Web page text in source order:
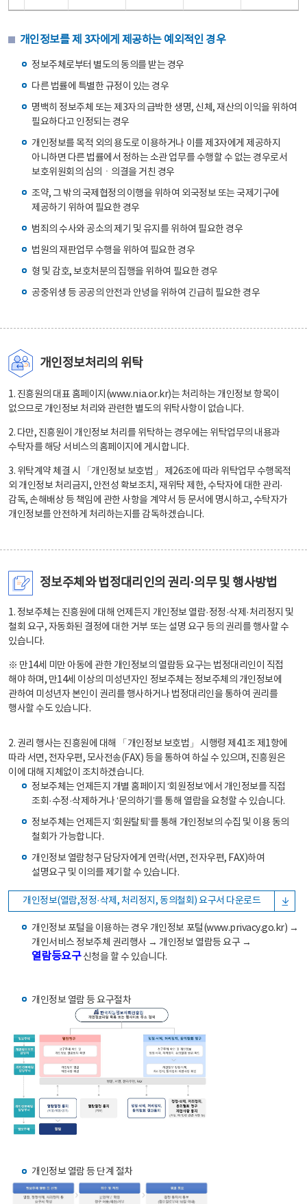
개인정보를 제 3자에게 제공하는 예외적인 경우
정보주체로부터 별도의 동의를 받는 경우
다른 법률에 특별한 규정이 있는 경우
명백히 정보주체 또는 제3자의 급박한 생명, 신체, 재산의 이익을 위하여
필요하다고 인정되는 경우
개인정보를 목적 외의 용도로 이용하거나 이를 제3자에게 제공하지
아니하면 다른 법률에서 정하는 소관 업무를 수행할 수 없는 경우로서
보호위원회의 심의ㆍ의결을 거친 경우
조약, 그 밖의 국제협정의 이행을 위하여 외국정보 또는 국제기구에
제공하기 위하여 필요한 경우
범죄의 수사와 공소의 제기 및 유지를 위하여 필요한 경우
법원의 재판업무 수행을 위하여 필요한 경우
형 및 감호, 보호처분의 집행을 위하여 필요한 경우
공중위생 등 공공의 안전과 안녕을 위하여 긴급히 필요한 경우
개인정보처리의 위탁
1. 진흥원의 대표 홈페이지(www.nia.or.kr)는 처리하는 개인정보 항목이
없으므로 개인정보 처리와 관련한 별도의 위탁사항이 없습니다.
2. 다만, 진흥원이 개인정보 처리를 위탁하는 경우에는 위탁업무의 내용과
수탁자를 해당 서비스의 홈페이지에 게시합니다.
3. 위탁계약 체결 시 「개인정보 보호법」 제26조에 따라 위탁업무 수행목적
외 개인정보 처리금지, 안전성 확보조치, 재위탁 제한, 수탁자에 대한 관리·
감독, 손해배상 등 책임에 관한 사항을 계약서 등 문서에 명시하고, 수탁자가
개인정보를 안전하게 처리하는지를 감독하겠습니다.
정보주체와 법정대리인의 권리·의무 및 행사방법
1. 정보주체는 진흥원에 대해 언제든지 개인정보 열람·정정·삭제·처리정지 및
철회 요구, 자동화된 결정에 대한 거부 또는 설명 요구 등의 권리를 행사할 수
있습니다.
※ 만14세 미만 아동에 관한 개인정보의 열람등 요구는 법정대리인이 직접
해야 하며, 만14세 이상의 미성년자인 정보주체는 정보주체의 개인정보에
관하여 미성년자 본인이 권리를 행사하거나 법정대리인을 통하여 권리를
행사할 수도 있습니다.
2. 권리 행사는 진흥원에 대해 「개인정보 보호법」 시행령 제41조 제1항에
따라 서면, 전자우편, 모사전송(FAX) 등을 통하여 하실 수 있으며, 진흥원은
이에 대해 지체없이 조치하겠습니다.
정보주체는 언제든지 개별 홈페이지 ‘회원정보’에서 개인정보를 직접
조회·수정·삭제하거나 ‘문의하기’를 통해 열람을 요청할 수 있습니다.
정보주체는 언제든지 ‘회원탈퇴’를 통해 개인정보의 수집 및 이용 동의
철회가 가능합니다.
개인정보 열람청구 담당자에게 연락(서면, 전자우편, FAX)하여
설명요구 및 이의를 제기할 수 있습니다.
개인정보(열람,정정·삭제, 처리정지, 동의철회) 요구서 다운로드
개인정보 포털을 이용하는 경우 개인정보 포털(www.privacy.go.kr) →
개인서비스 정보주체 권리행사 → 개인정보 열람등 요구 →
열람등요구신청을 할 수 있습니다.
개인정보 열람 등 요구절차
개인정보 열람 등 단계 절차